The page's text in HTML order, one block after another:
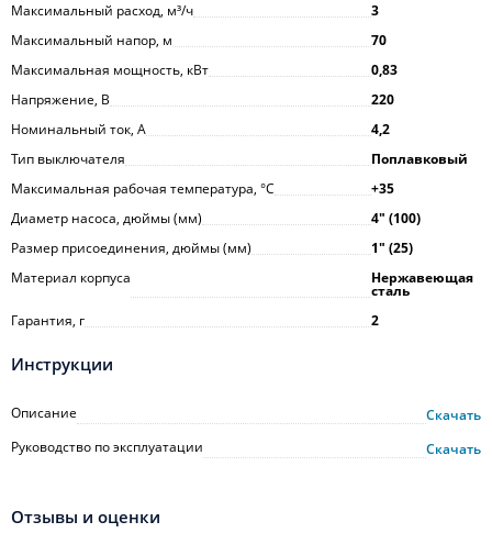
Максимальный расход, м³/ч
3
Максимальный напор, м
70
Максимальная мощность, кВт
0,83
Напряжение, В
220
Номинальный ток, А
4,2
Тип выключателя
Поплавковый
Максимальная рабочая температура, °С
+35
Диаметр насоса, дюймы (мм)
4ʺ (100)
Размер присоединения, дюймы (мм)
1ʺ (25)
Материал корпуса
Нержавеющая
сталь
Гарантия, г
2
Инструкции
Описание
Скачать
Руководство по эксплуатации
Скачать
Отзывы и оценки